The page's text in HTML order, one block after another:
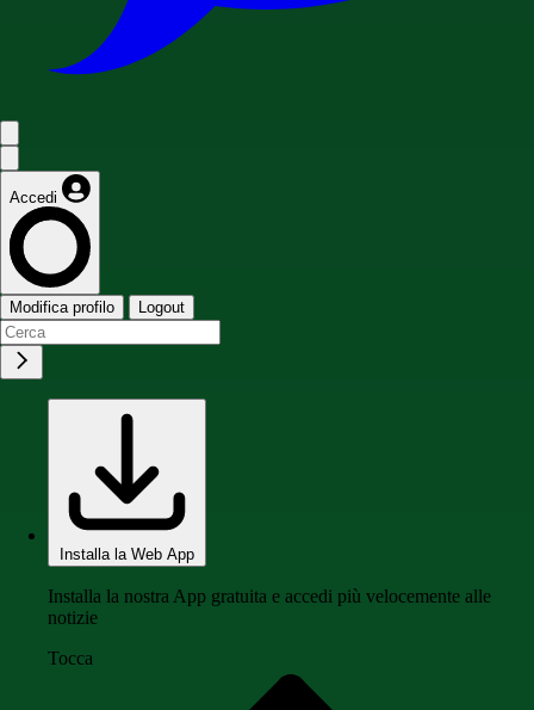
Accedi
Modifica profilo Logout
Installa la Web App
Installa la nostra App gratuita e accedi più velocemente alle
notizie
Tocca